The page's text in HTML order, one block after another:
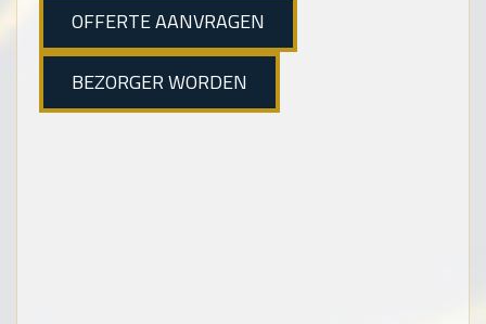
OFFERTE AANVRAGEN
BEZORGER WORDEN